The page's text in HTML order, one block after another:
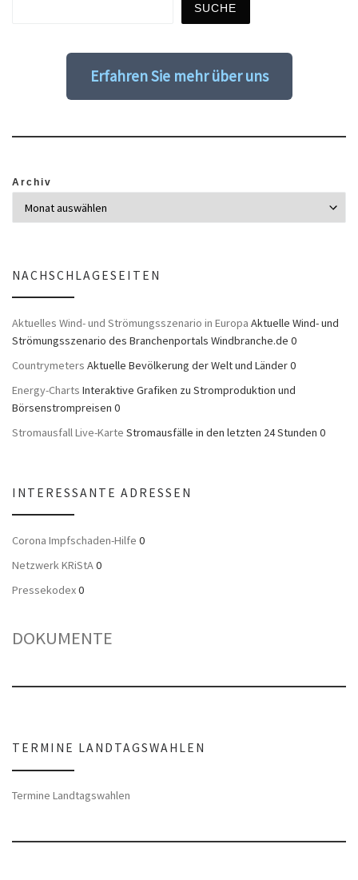
SUCHE
Erfahren Sie mehr über uns
Archiv
NACHSCHLAGESEITEN
Aktuelles Wind- und Strömungsszenario in Europa Aktuelle Wind- und
Strömungsszenario des Branchenportals Windbranche.de 0
Countrymeters Aktuelle Bevölkerung der Welt und Länder 0
Energy-Charts Interaktive Grafiken zu Stromproduktion und
Börsenstrompreisen 0
Stromausfall Live-Karte Stromausfälle in den letzten 24 Stunden 0
INTERESSANTE ADRESSEN
Corona Impfschaden-Hilfe 0
Netzwerk KRiStA0
Pressekodex0
DOKUMENTE
TERMINE LANDTAGSWAHLEN
Termine Landtagswahlen